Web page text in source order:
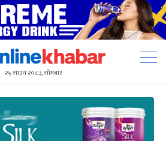
२५ साउन २०८३, सोमबार